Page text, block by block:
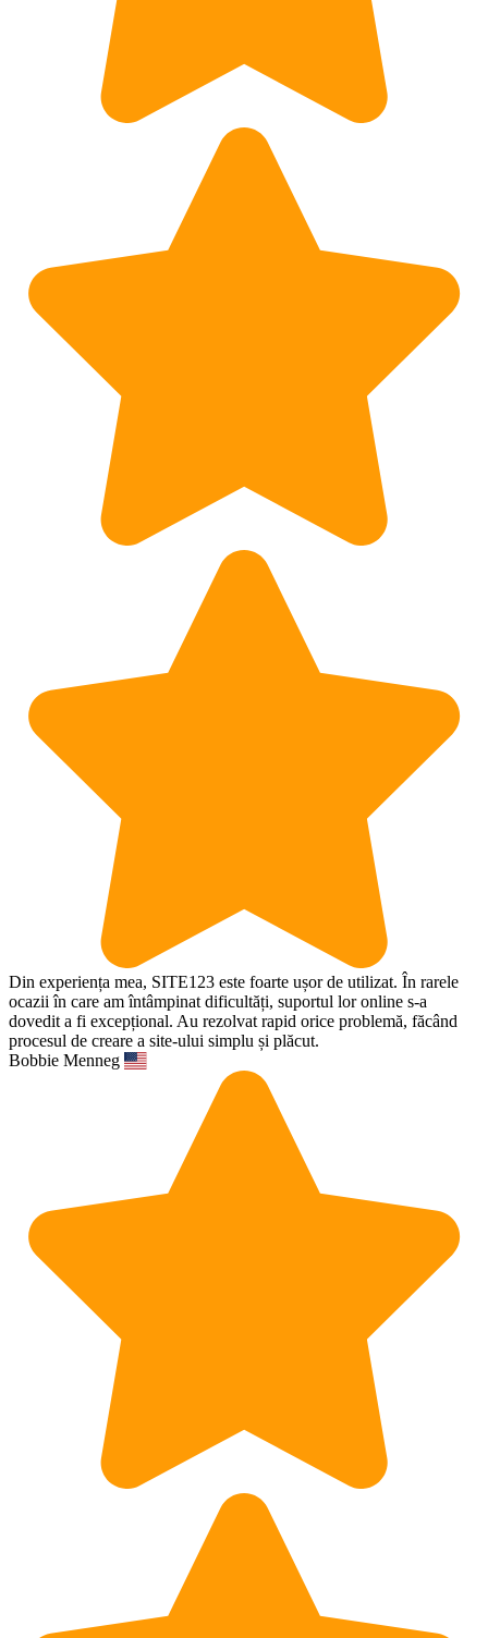
Din experiența mea, SITE123 este foarte ușor de utilizat. În rarele
ocazii în care am întâmpinat dificultăți, suportul lor online s-a
dovedit a fi excepțional. Au rezolvat rapid orice problemă, făcând
procesul de creare a site-ului simplu și plăcut.
Bobbie Menneg